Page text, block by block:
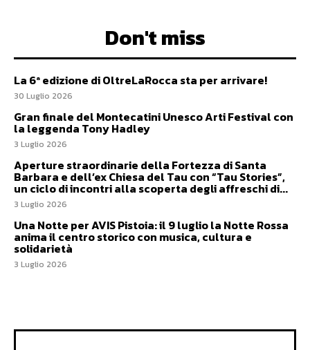
Don't miss
La 6ª edizione di OltreLaRocca sta per arrivare!
30 Luglio 2026
Gran finale del Montecatini Unesco Arti Festival con
la leggenda Tony Hadley
3 Luglio 2026
Aperture straordinarie della Fortezza di Santa
Barbara e dell’ex Chiesa del Tau con “Tau Stories”,
un ciclo di incontri alla scoperta degli affreschi di...
3 Luglio 2026
Una Notte per AVIS Pistoia: il 9 luglio la Notte Rossa
anima il centro storico con musica, cultura e
solidarietà
3 Luglio 2026